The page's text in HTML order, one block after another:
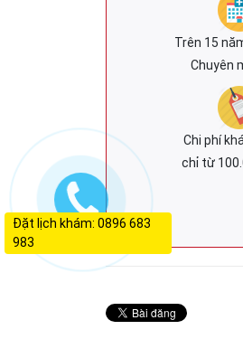
Trên 15
Chuyên
Chi phí
chỉ từ
Đặt lịch khám: 0896 683
983